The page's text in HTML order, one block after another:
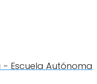
Escuela Autónoma